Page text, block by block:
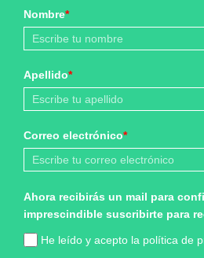
Nombre*
Apellido*
Correo electrónico*
Ahora recibirás un mail para
imprescindible suscribirte para
He leído y acepto la política de